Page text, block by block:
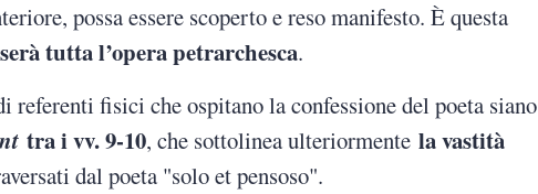
possa essere scoperto e reso manifesto. È questa
tutta l’opera petrarchesca.
referenti fisici che ospitano la confessione del poeta siano
tra i vv. 9-10, che sottolinea ulteriormentela vastità
dal poeta "solo et pensoso".